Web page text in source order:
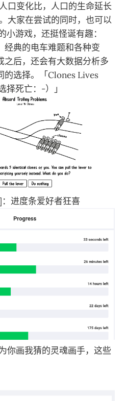
口变化比，人口的生命延长
大家在尝试的同时，也可以
小游戏，还挺怪诞有趣：
经典的电车难题和各种变
之后，还会有大数据分析多
的选择。「Clones Lives
死亡：-）」
进度条爱好者狂喜
你画我猜的灵魂画手，这些